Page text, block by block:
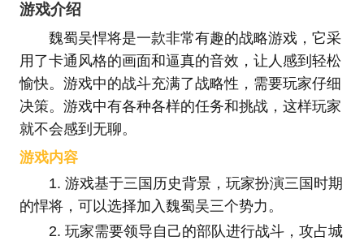
游戏介绍
魏蜀吴悍将是一款非常有趣的战略游戏，它采
用了卡通风格的画面和逼真的音效，让人感到轻松
愉快。游戏中的战斗充满了战略性，需要玩家仔细
决策。游戏中有各种各样的任务和挑战，这样玩家
就不会感到无聊。
游戏内容
1. 游戏基于三国历史背景，玩家扮演三国时期
的悍将，可以选择加入魏蜀吴三个势力。
2. 玩家需要领导自己的部队进行战斗，攻占城